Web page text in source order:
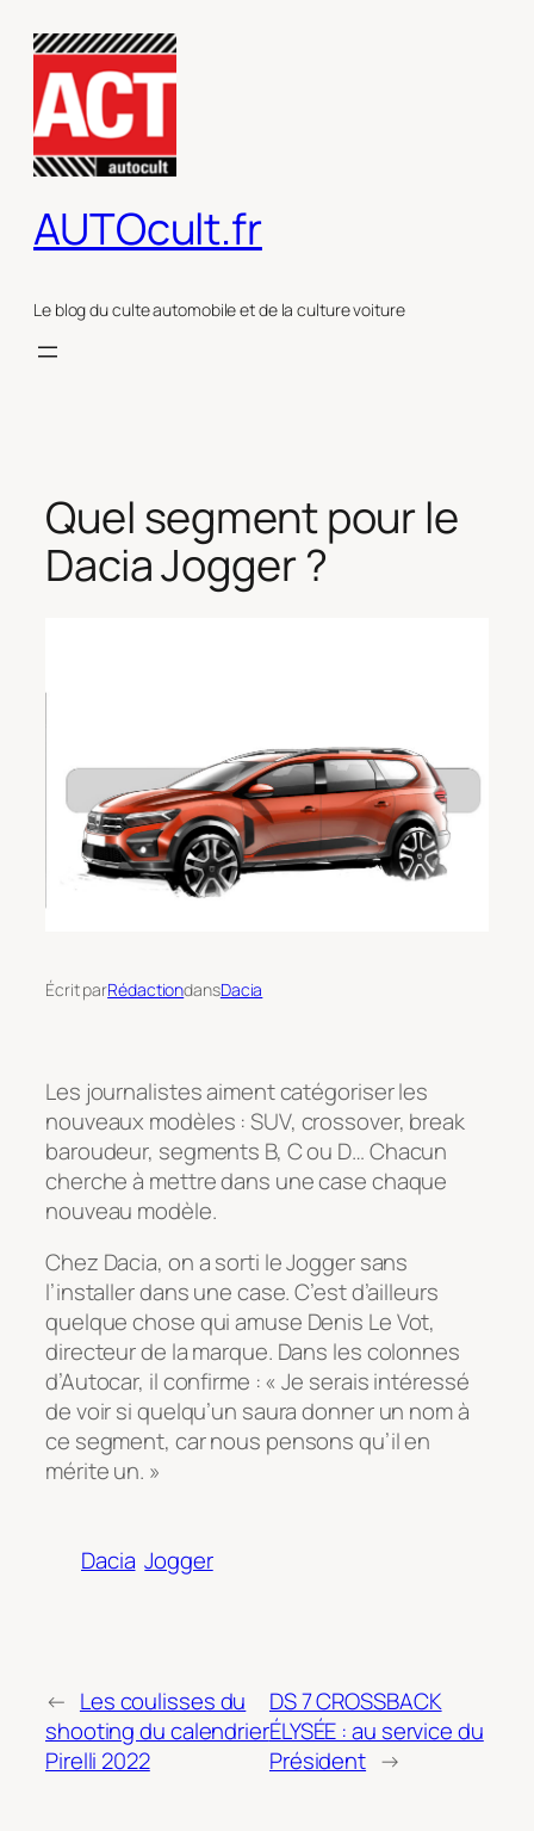
contenu
AUTOcult.fr
Le blog du culte automobile et de la culture voiture
Quel segment pour le
Dacia Jogger ?
Écrit parRédactiondansDacia
Les journalistes aiment catégoriser les
nouveaux modèles : SUV, crossover, break
baroudeur, segments B, C ou D… Chacun
cherche à mettre dans une case chaque
nouveau modèle.
Chez Dacia, on a sorti le Jogger sans
l’installer dans une case. C’est d’ailleurs
quelque chose qui amuse Denis Le Vot,
directeur de la marque. Dans les colonnes
d’Autocar, il confirme : «Je serais intéressé
de voir si quelqu’un saura donner un nom à
ce segment, car nous pensons qu’il en
mérite un. »
Dacia Jogger
← Les coulisses du
shooting du calendrier
Pirelli 2022
DS 7 CROSSBACK
ÉLYSÉE : au service du
Président →